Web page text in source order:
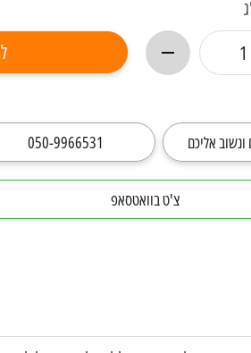
אליכם 050-9966531
צ'ט בוואטסאפ